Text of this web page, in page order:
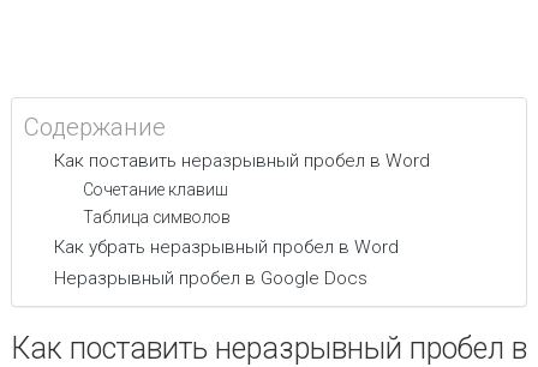
Содержание
Как поставить неразрывный пробел в Word
Сочетание клавиш
Таблица символов
Как убрать неразрывный пробел в Word
Неразрывный пробел в Google Docs
Как поставить неразрывный пробел в